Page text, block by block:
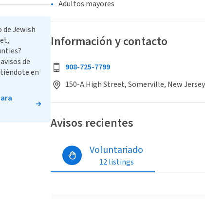
Adultos mayores
Información y contacto
908-725-7799
150-A High Street, Somerville, New
Avisos recientes
Voluntariado
12 listings
de Jewish
de
en